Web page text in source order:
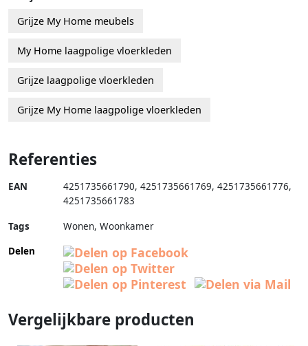
Grijze My Home meubels
My Home laagpolige vloerkleden
Grijze laagpolige vloerkleden
Grijze My Home laagpolige vloerkleden
Referenties
EAN 4251735661790, 4251735661769, 4251735661776,
4251735661783
Tags
Wonen, Woonkamer
Delen
Vergelijkbare producten